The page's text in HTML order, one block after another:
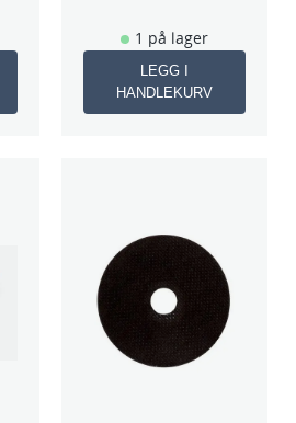
1 på lager
LEGG I
HANDLEKURV